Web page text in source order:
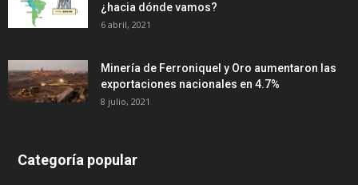
¿hacia dónde vamos?
6 abril, 2021
Minería de Ferroniquel y Oro aumentaron las
exportaciones nacionales en 4.7%
8 julio, 2021
Categoría popular